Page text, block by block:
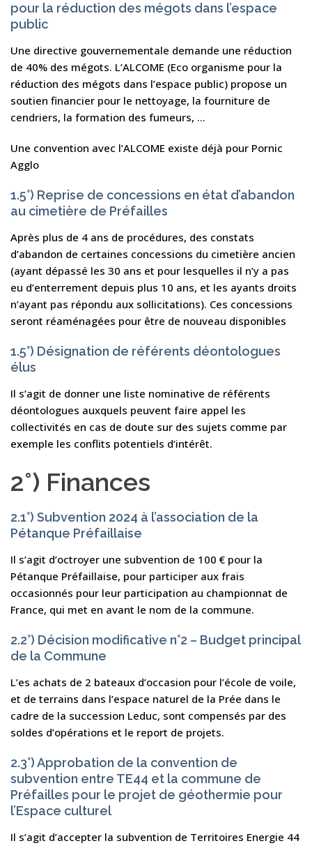
pour la réduction des mégots dans l’espace
public
Une directive gouvernementale demande une réduction
de 40% des mégots. L’ALCOME (Eco organisme pour la
réduction des mégots dans l’espace public) propose un
soutien financier pour le nettoyage, la fourniture de
cendriers, la formation des fumeurs, …
Une convention avec l’ALCOME existe déjà pour Pornic
Agglo
1.5°) Reprise de concessions en état d’abandon
au cimetière de Préfailles
Après plus de 4 ans de procédures, des constats
d’abandon de certaines concessions du cimetière ancien
(ayant dépassé les 30 ans et pour lesquelles il n’y a pas
eu d’enterrement depuis plus 10 ans, et les ayants droits
n’ayant pas répondu aux sollicitations). Ces concessions
seront réaménagées pour être de nouveau disponibles
1.5°) Désignation de référents déontologues
élus
Il s’agit de donner une liste nominative de référents
déontologues auxquels peuvent faire appel les
collectivités en cas de doute sur des sujets comme par
exemple les conflits potentiels d’intérêt.
2°) Finances
2.1°) Subvention 2024 à l’association de la
Pétanque Préfaillaise
Il s’agit d’octroyer une subvention de 100 € pour la
Pétanque Préfaillaise, pour participer aux frais
occasionnés pour leur participation au championnat de
France, qui met en avant le nom de la commune.
2.2°) Décision modificative n°2 – Budget principal
de la Commune
L’es achats de 2 bateaux d’occasion pour l’école de voile,
et de terrains dans l’espace naturel de la Prée dans le
cadre de la succession Leduc, sont compensés par des
soldes d’opérations et le report de projets.
2.3°) Approbation de la convention de
subvention entre TE44 et la commune de
Préfailles pour le projet de géothermie pour
l’Espace culturel
Il s’agit d’accepter la subvention de Territoires Energie 44